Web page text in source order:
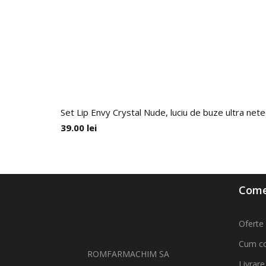
Set Lip Envy Crystal Nude, luciu de buze ultra
39.00 lei
ROMFARMACHIM SA
Oferte
Cum